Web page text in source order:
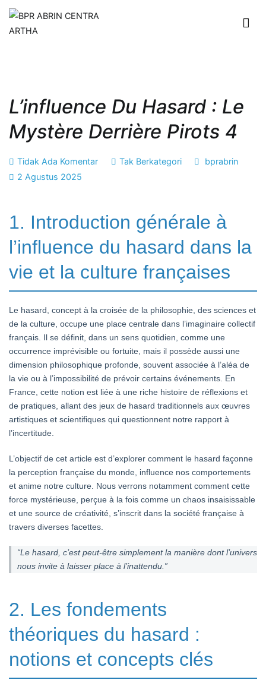
Loncat
konten
L’influence Du Hasard : Le
Mystère Derrière Pirots 4
Tidak Ada Komentarpada
:
mystère
derrière
Pirots
4
Tak Berkategori
bprabrin
2 Agustus 2025
1. Introduction générale à
l’influence du hasard dans la
vie et la culture françaises
Le hasard, concept à la croisée de la philosophie, des sciences et
de la culture, occupe une place centrale dans l’imaginaire collectif
français. Il se définit, dans un sens quotidien, comme une
occurrence imprévisible ou fortuite, mais il possède aussi une
dimension philosophique profonde, souvent associée à l’aléa de
la vie ou à l’impossibilité de prévoir certains événements. En
France, cette notion est liée à une riche histoire de réflexions et
de pratiques, allant des jeux de hasard traditionnels aux œuvres
artistiques et scientifiques qui questionnent notre rapport à
l’incertitude.
L’objectif de cet article est d’explorer comment le hasard façonne
la perception française du monde, influence nos comportements
et anime notre culture. Nous verrons notamment comment cette
force mystérieuse, perçue à la fois comme un chaos insaisissable
et une source de créativité, s’inscrit dans la société française à
travers diverses facettes.
“Le hasard, c’est peut-être simplement la manière dont l’univers
nous invite à laisser place à l’inattendu.”
2. Les fondements
théoriques du hasard :
notions et concepts clés